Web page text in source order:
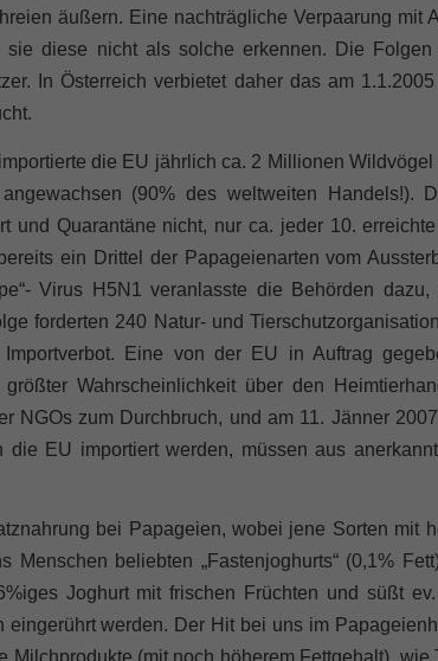
äußern. Eine nachträgliche Verpaarung mit
diese nicht als solche erkennen. Die
In Österreich verbietet daher das am
die EU jährlich ca. 2 Millionen
(90% des weltweiten Handels!).
und Quarantäne nicht, nur ca. jeder 10.
ein Drittel der Papageienarten vom
Virus H5N1 veranlasste die Behörden
forderten 240 Natur- und
Eine von der EU in Auftrag
Wahrscheinlichkeit über den
NGOs zum Durchbruch, und am 11. Jänner
EU importiert werden, müssen aus
bei Papageien, wobei jene Sorten mit
Menschen beliebten „Fastenjoghurts“ (0,1%
Joghurt mit frischen Früchten und süßt
werden. Der Hit bei uns im
(mit noch höherem Fettgehalt), wie